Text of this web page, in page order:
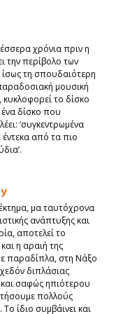
χρόνια πριν η
την περίβολο των
ίσως τη σπουδαιότερη
μουσική
κυκλοφορεί το δίσκο
ένα δίσκο που
‘συγκεντρωμένα
έντεκα από τα πιο
μα ταυτόχρονα
ανάπτυξης και
αποτελεί το
η αραιή της
παραδίπλα, στη Νάξο
διπλάσιας
σαφώς ηπιότερου
πολλούς
ίδιο συμβάινει και